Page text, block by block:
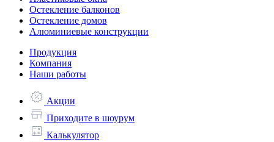
Остекление балконов
Остекление домов
Алюминиевые конструкции
Продукция
Компания
Наши работы
Акции
Приходите в шоурум
Калькулятор